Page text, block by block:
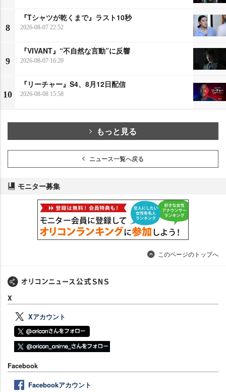
8
『Tシャツが乾くまで』ラスト10秒
2026-08-07 22:52
9
『VIVANT』“不自然な言動”に反響
2026-08-07 16:20
10
『リーチャー』S4、8月12日配信
2026-08-08 15:58
もっと見る
ニュース一覧へ戻る
モニター募集
このページのトップへ
X
Xアカウント
Facebook
Facebookアカウント